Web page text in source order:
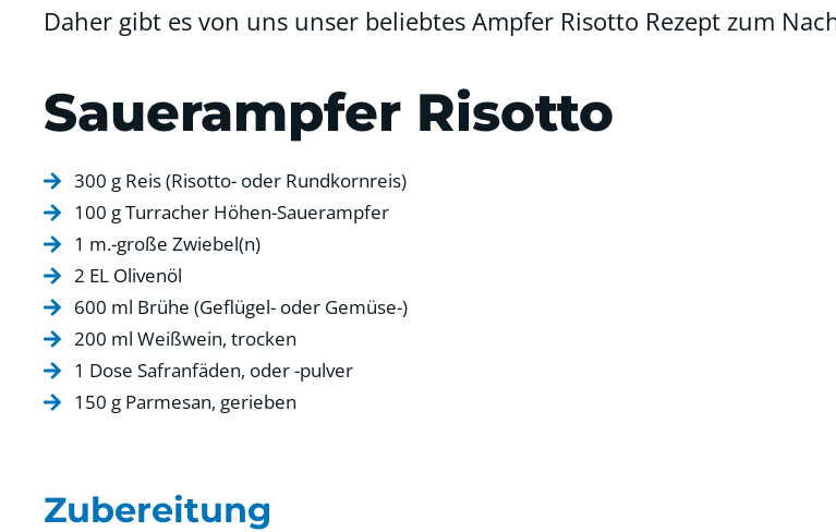
Daher gibt es von uns unser beliebtes Ampfer Risotto Rezept zum
Sauerampfer Risotto
300 g Reis (Risotto- oder Rundkornreis)
100 g Turracher Höhen-Sauerampfer
1 m.-große Zwiebel(n)
2 EL Olivenöl
600 ml Brühe (Geflügel- oder Gemüse-)
200 ml Weißwein, trocken
1 Dose Safranfäden, oder -pulver
150 g Parmesan, gerieben
Zubereitung